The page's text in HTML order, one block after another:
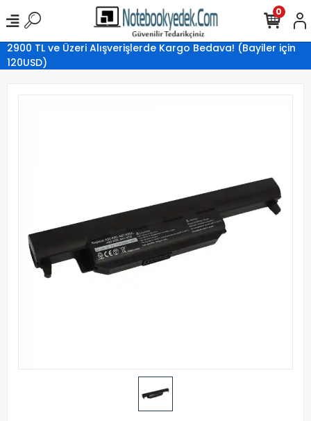
2900 TL ve Üzeri Alışverişlerde Kargo Bedava! (Bayiler için
120USD)
0